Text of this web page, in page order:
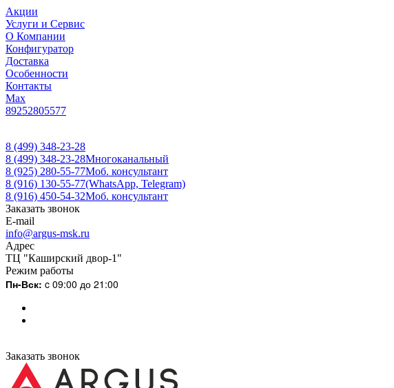
Акции
Услуги и Сервис
О Компании
Конфигуратор
Доставка
Особенности
Контакты
Max
89252805577
8 (499) 348-23-28
8 (499) 348-23-28Многоканальный
8 (925) 280-55-77Моб. консультант
8 (916) 130-55-77(WhatsApp, Telegram)
8 (916) 450-54-32Моб. консультант
Заказать звонок
E-mail
info@argus-msk.ru
Адрес
ТЦ "Каширский двор-1"
Режим работы
Пн-Вск: c 09:00 до 21:00
Заказать звонок